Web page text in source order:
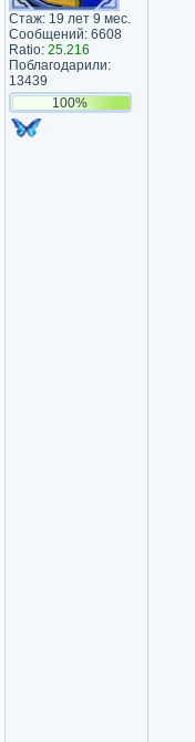
Стаж: 19 лет 9 мес.
Сообщений: 6608
Ratio: 25.216
Поблагодарили:
13439
100%